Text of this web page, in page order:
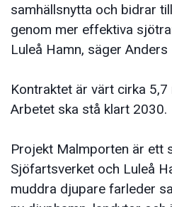
samhällsnytta och bidrar
genom mer effektiva
Luleå Hamn, säger Anders
Kontraktet är värt cirka
Arbetet ska stå klart 2030.
Projekt Malmporten är ett
Sjöfartsverket och Luleå
muddra djupare farleder